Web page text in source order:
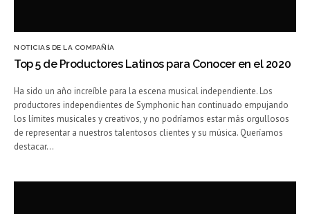
NOTICIAS DE LA COMPAÑÍA
Top 5 de Productores Latinos para Conocer en el 2020
Ha sido un año increíble para la escena musical independiente. Los
productores independientes de Symphonic han continuado empujando
los límites musicales y creativos, y no podríamos estar más orgullosos
de representar a nuestros talentosos clientes y su música. Queríamos
destacar…